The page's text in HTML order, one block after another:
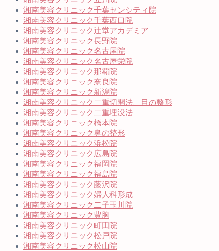
湘南美容クリニック千葉センシティ院
湘南美容クリニック千葉西口院
湘南美容クリニック辻堂アカデミア
湘南美容クリニック長野院
湘南美容クリニック名古屋院
湘南美容クリニック名古屋栄院
湘南美容クリニック那覇院
湘南美容クリニック奈良院
湘南美容クリニック新潟院
湘南美容クリニック二重切開法、目の整形
湘南美容クリニック二重埋没法
湘南美容クリニック橋本院
湘南美容クリニック鼻の整形
湘南美容クリニック浜松院
湘南美容クリニック広島院
湘南美容クリニック福岡院
湘南美容クリニック福島院
湘南美容クリニック藤沢院
湘南美容クリニック婦人科形成
湘南美容クリニック二子玉川院
湘南美容クリニック豊胸
湘南美容クリニック町田院
湘南美容クリニック松戸院
湘南美容クリニック松山院